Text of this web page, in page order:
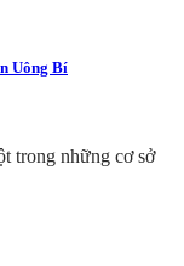
Uông Bí
trong những cơ sở